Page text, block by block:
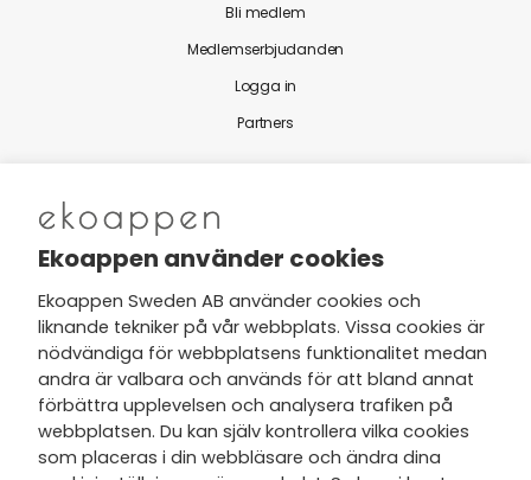
Bli medlem
Medlemserbjudanden
Logga in
Partners
Nytt från Ekoappen
Jag har tagit del av Ekoappens
personuppgifts- och
integritetspolicyoch tar gärna del
av nyheter, hälsotips och exklusiva
erbjudanden via min e-post.
Ekoappen använder cookies
Ekoappen Sweden AB använder cookies och
liknande tekniker på vår webbplats. Vissa cookies är
nödvändiga för webbplatsens funktionalitet medan
andra är valbara och används för att bland annat
förbättra upplevelsen och analysera trafiken på
webbplatsen. Du kan själv kontrollera vilka cookies
som placeras i din webbläsare och ändra dina